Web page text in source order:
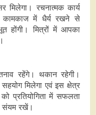
रचनात्मक कार्य
में धैर्य रखने से
होंगी। मित्रों में आपका
रहेंगे। थकान रहेगी।
मिलेगा एवं इस क्षेत्र
प्रतियोगिता में सफलता
संयम रखें।